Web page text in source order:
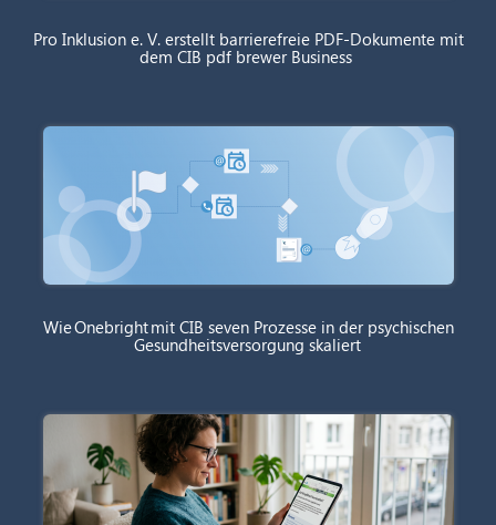
Pro Inklusion e. V. erstellt barrierefreie PDF-Dokumente mit
dem CIB pdf brewer Business
Wie Onebright mit CIB seven Prozesse in der psychischen
Gesundheitsversorgung skaliert